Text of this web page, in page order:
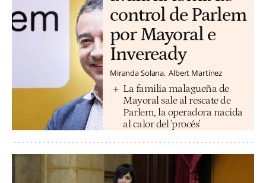
control de Parlem
por Mayoral e
Inveready
Miranda Solana Albert Martínez
La familia malagueña de
Mayoral sale al rescate de
Parlem, la operadora nacida
al calor del 'procés'